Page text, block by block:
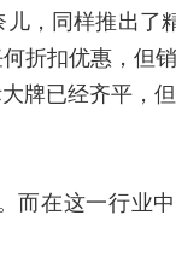
同样推出了
折扣优惠，但销
已经齐平，但
在这一行业中